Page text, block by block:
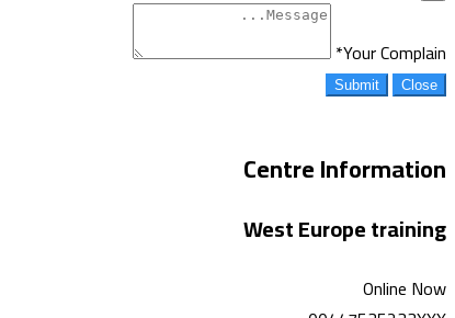
Your Complain
*
Close
Submit
Centre Information
West Europe training
Online Now